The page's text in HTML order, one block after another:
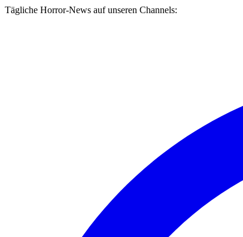
Tägliche Horror-News auf unseren Channels: